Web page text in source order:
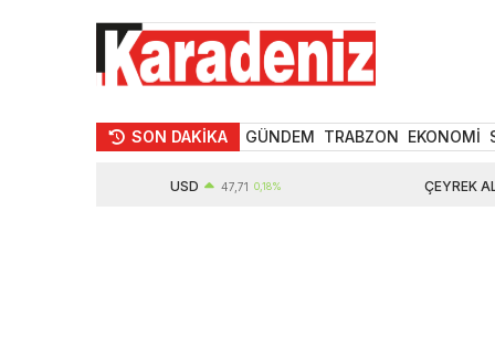
SON DAKİKA GÜNDEM TRABZON EKONOMİ
47,71 0,18% ÇEYREK ALTIN